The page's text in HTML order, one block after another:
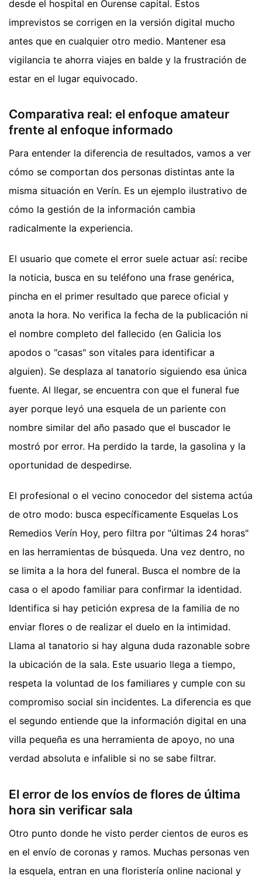
desde el hospital en Ourense capital. Estos
imprevistos se corrigen en la versión digital mucho
antes que en cualquier otro medio. Mantener esa
vigilancia te ahorra viajes en balde y la frustración de
estar en el lugar equivocado.
Comparativa real: el enfoque amateur
frente al enfoque informado
Para entender la diferencia de resultados, vamos a ver
cómo se comportan dos personas distintas ante la
misma situación en Verín. Es un ejemplo ilustrativo de
cómo la gestión de la información cambia
radicalmente la experiencia.
El usuario que comete el error suele actuar así: recibe
la noticia, busca en su teléfono una frase genérica,
pincha en el primer resultado que parece oficial y
anota la hora. No verifica la fecha de la publicación ni
el nombre completo del fallecido (en Galicia los
apodos o "casas" son vitales para identificar a
alguien). Se desplaza al tanatorio siguiendo esa única
fuente. Al llegar, se encuentra con que el funeral fue
ayer porque leyó una esquela de un pariente con
nombre similar del año pasado que el buscador le
mostró por error. Ha perdido la tarde, la gasolina y la
oportunidad de despedirse.
El profesional o el vecino conocedor del sistema actúa
de otro modo: busca específicamente Esquelas Los
Remedios Verín Hoy, pero filtra por "últimas 24 horas"
en las herramientas de búsqueda. Una vez dentro, no
se limita a la hora del funeral. Busca el nombre de la
casa o el apodo familiar para confirmar la identidad.
Identifica si hay petición expresa de la familia de no
enviar flores o de realizar el duelo en la intimidad.
Llama al tanatorio si hay alguna duda razonable sobre
la ubicación de la sala. Este usuario llega a tiempo,
respeta la voluntad de los familiares y cumple con su
compromiso social sin incidentes. La diferencia es que
el segundo entiende que la información digital en una
villa pequeña es una herramienta de apoyo, no una
verdad absoluta e infalible si no se sabe filtrar.
El error de los envíos de flores de última
hora sin verificar sala
Otro punto donde he visto perder cientos de euros es
en el envío de coronas y ramos. Muchas personas ven
la esquela, entran en una floristería online nacional y